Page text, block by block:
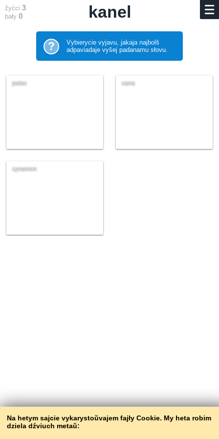
Na hetym sajcie vykarystoŭvajem fajły Cookie. My heta robim
dziela dźviuch metaŭ:
žyćci 3
bały 0 kanel
?
Vybierycie vyjavu, jakaja najbolš
adpaviadaje vyšej padanamu słovu.
pałac cana
cynamon